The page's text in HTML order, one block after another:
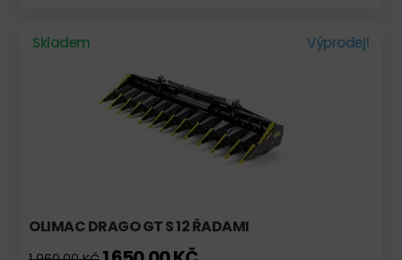
Skladem Výprodej!
OLIMAC DRAGO GT S 12 ŘADAMI